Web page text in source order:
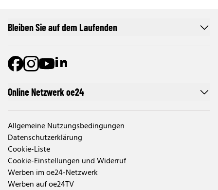
Online Netzwerk oe24
Allgemeine Nutzungsbedingungen
Datenschutzerklärung
Cookie-Liste
Cookie-Einstellungen und Widerruf
Werben im oe24-Netzwerk
Werben auf oe24TV
Bleiben Sie auf dem Laufenden